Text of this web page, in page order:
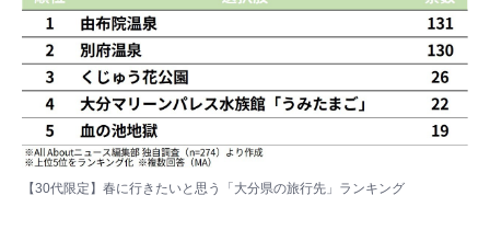
【30代限定】春に行きたいと思う「大分県の旅行先」ランキング